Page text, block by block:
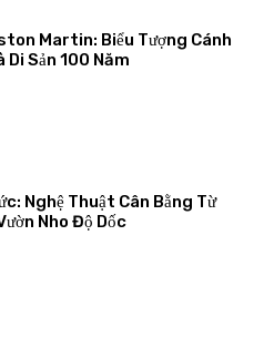
Martin: Biểu Tượng Cánh
Di Sản 100 Năm
Nghệ Thuật Cân Bằng Từ
Nho Độ Dốc